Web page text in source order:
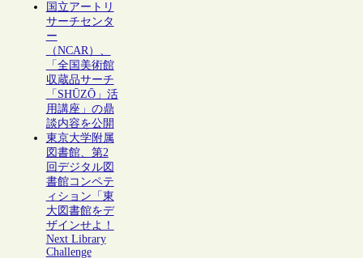
国立アートリ
サーチセンタ
ー
（NCAR）、
「全国美術館
収蔵品サーチ
「SHŪZŌ」活
用講座」の鼎
談内容を公開
東京大学附属
図書館、第2
回デジタル図
書館コンペテ
ィション「東
大図書館をデ
ザインせよ！
Next Library
Challenge